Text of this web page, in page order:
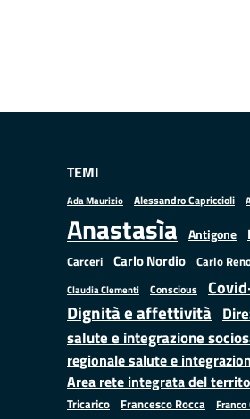
TEMI
Ada Maurizio Alessandro Capriccioli
Anastasìa Antigone
Carceri Carlo Nordio Carlo
Claudia Clementi Conscious
Dignità e affettività
salute e integrazione
regionale salute e
Area rete integrata del
Tricarico
Francesco Rocca Franco